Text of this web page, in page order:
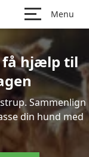
Menu
få hjælp til
Sammenlign
din hund med